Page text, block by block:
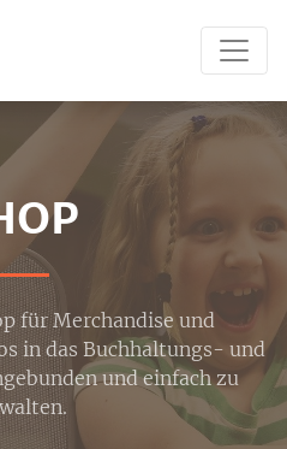
für Merchandise und
in das Buchhaltungs- und
und einfach zu